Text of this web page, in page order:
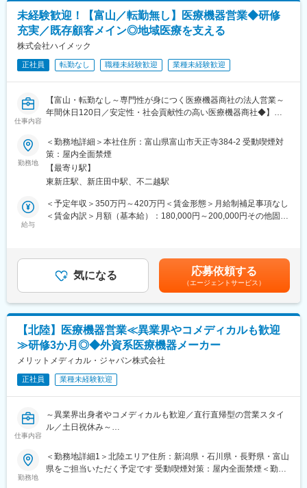
・命を扱う現場を支える一員である責任感があり、社会への貢献
も感じられる仕事です。
・社内は雰囲気も明るく、活気のある職場です。
変更の範囲：会社の定める業務
■働き方：
富山本社での勤務となり、転勤はありません。
電話対応や事務補助も一部ありますが、経理業務が中心です。地
域に根差した安定企業で腰を据えて働ける環境です。
■昇給やキャリアパス：
入社後は日常経理をベースにスキルを磨き、経験に応じて決算主
担当や経理リーダーなどへのキャリアアップが可能です。
昭和62年設立、平成22年よりＵＳＣＩホールディングスグループ
傘下となった安定企業で、経理として専門性を高められる。少人
数体制のため裁量が大きく、自らの成長を実感しながら会社の根
幹を支えるやりがいがあります。
■USCIグループの特徴：
当社はUSCIホールディングスの一員です。USCIグループは、そ
見渡せるようなグローバルな視野、医療現場の様々なニーズに対
応できるようなきめ細かな視点、そして市場変化に柔軟に対応で
きるようなしなやかさを大切にし、多様化する医療現場のニーズ
に対しグループ一丸となって新しい価値をより具体的に創造し続
けてまいりたいと考えております。
変更の範囲：会社の定める業務
未経験歓迎！【富山／転勤無し】医療機器営業◆研修
充実／既存顧客メイン◎地域医療を支える
株式会社ハイメック
正社員 転勤なし 職種未経験歓迎 業種未経験歓迎
仕事内容
【富山・転勤なし～専門性が身につく医療機器商社の法人営業～
年間休日120日／安定性・社会貢献性の高い医療機器商社◆】
当社の営業担当としてご活躍いただける方を募集いたします！
■業務内容：
循環器領域を中心とした医療機器を扱う商社での営業職です。
・担当病院への訪問
・製品搬入
・手術の立会い
※既存顧客が約9割を占めており、長期的な信頼関係を築くことが
大きな役割です◎
新しく入社される方は、既存営業のサポートからスタートし、将
来的には特定領域のスペシャリストや担当施設を持つ営業として
独り立ちいただきます。
■働き方：
1日2～3施設を訪問し、ドクターや臨床工学技士と打合せをした
り、フォロー業務を行います。
手術立会いも行っており、臨場感あふれる仕事を経験できます。
＊直行直帰になることもあります。
入社後は座学研修とOJTで基礎を習得いただきます。
経験を積んだ後、主要施設を担当したり、新人教育や営業リーダ
勤務地
＜勤務地詳細＞本社住所：富山県富山市天正寺384-2 受動喫煙対
策：屋内全面禁煙
【最寄り駅】
東新庄駅、新庄田中駅、不二越駅
給与
＜予定年収＞350万円～420万円＜賃金形態＞月給制補足事項なし
＜賃金内訳＞月額（基本給）：180,000円～200,000円その他固定
昇給有無＞有＜残業手当＞有＜給与補足＞※業界経験、即戦力性、
能力等、また、前職給与を考慮し当社規程により決定致します。
賃金はあくまでも目安の金額であり、選考を通じて上下する可能
性があります。月給(月額)は固定手当を含めた表記です。
気になる 応募依頼する
（エージェントサービス）
【北陸】医療機器営業≪異業界やコメディカルも歓迎
≫研修3か月◎◆外資系医療機器メーカー
メリットメディカル・ジャパン株式会社
正社員 業種未経験歓迎
仕事内容
～異業界出身者やコメディカルも歓迎／直行直帰型の営業スタイ
ル／土日祝休み～
◆募集背景
当社では、グローバル戦略に基づく新製品の導入拡大や、 取扱製
勤務地
＜勤務地詳細1＞北陸エリア住所：新潟県・石川県・長野県・富山
県をご担当いただく予定です 受動喫煙対策：屋内全面禁煙＜勤務